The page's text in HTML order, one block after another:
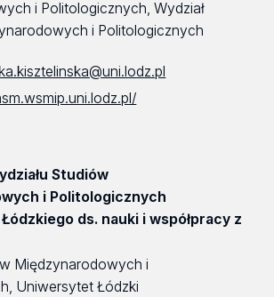
i Politologicznych, Wydział
i Politologicznych
Studiów
i Politologicznych
ds. nauki i współpracy z
Międzynarodowych i
Uniwersytet Łódzki